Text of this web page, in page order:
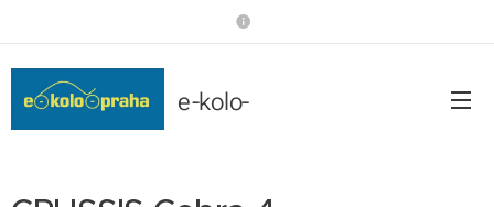
e-kolo-